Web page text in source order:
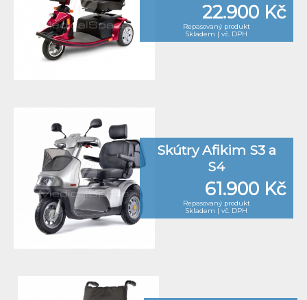
22.900 Kč
Repasovaný produkt
Skladem | vč. DPH
Skútry Afikim S3 a
S4
61.900 Kč
Repasovaný produkt
Skladem | vč. DPH